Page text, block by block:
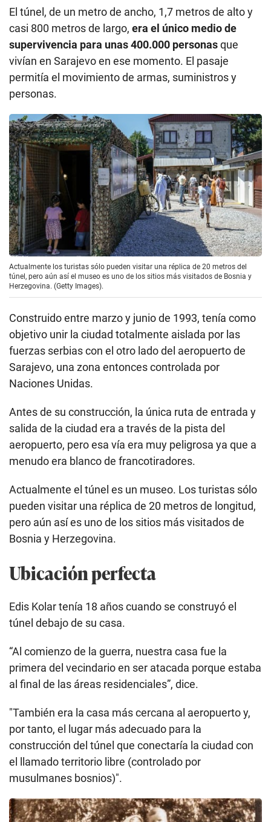
El túnel, de un metro de ancho, 1,7 metros de alto y
casi 800 metros de largo, era el único medio de
supervivencia para unas 400.000 personasque
vivían en Sarajevo en ese momento. El pasaje
permitía el movimiento de armas, suministros y
personas.
Actualmente los turistas sólo pueden visitar una réplica de 20 metros del
túnel, pero aún así el museo es uno de los sitios más visitados de Bosnia y
Herzegovina. (Getty Images).
Construido entre marzo y junio de 1993, tenía como
objetivo unir la ciudad totalmente aislada por las
fuerzas serbias con el otro lado del aeropuerto de
Sarajevo, una zona entonces controlada por
Naciones Unidas.
Antes de su construcción, la única ruta de entrada y
salida de la ciudad era a través de la pista del
aeropuerto, pero esa vía era muy peligrosa ya que a
menudo era blanco de francotiradores.
Actualmente el túnel es un museo. Los turistas sólo
pueden visitar una réplica de 20 metros de longitud,
pero aún así es uno de los sitios más visitados de
Bosnia y Herzegovina.
Ubicación perfecta
Edis Kolar tenía 18 años cuando se construyó el
túnel debajo de su casa.
“Al comienzo de la guerra, nuestra casa fue la
primera del vecindario en ser atacada porque estaba
al final de las áreas residenciales”, dice.
"También era la casa más cercana al aeropuerto y,
por tanto, el lugar más adecuado para la
construcción del túnel que conectaría la ciudad con
el llamado territorio libre (controlado por
musulmanes bosnios)".